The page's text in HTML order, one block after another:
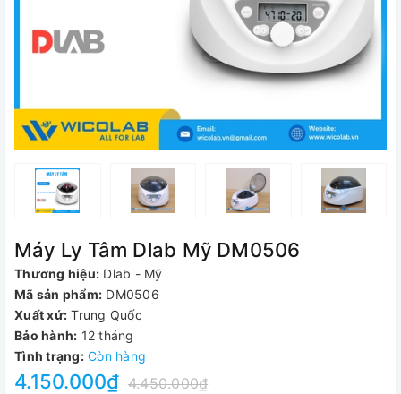
Máy Ly Tâm Dlab Mỹ DM0506
Thương hiệu: Dlab - Mỹ
Mã sản phẩm: DM0506
Xuất xứ: Trung Quốc
Bảo hành: 12 tháng
Tình trạng: Còn hàng
4.150.000₫ 4.450.000₫